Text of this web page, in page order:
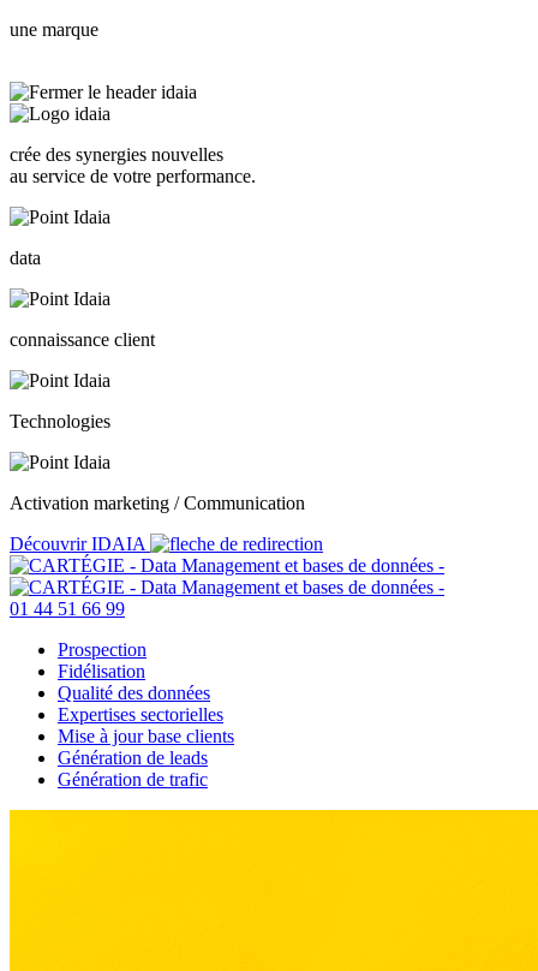
une marque
crée des synergies nouvelles
au service de votre performance.
data
connaissance client
Technologies
Activation marketing / Communication
Découvrir IDAIA
01 44 51 66 99
Prospection
Fidélisation
Qualité des données
Expertises sectorielles
Mise à jour base clients
Génération de leads
Génération de trafic